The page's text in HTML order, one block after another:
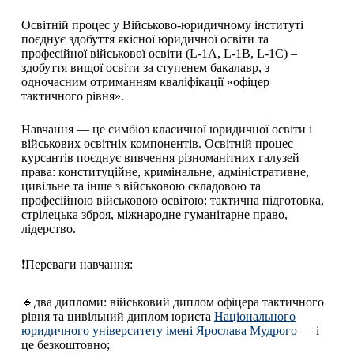
Освітній процес у Військово-юридичному інституті
поєднує здобуття якісної юридичної освіти та
професійної військової освіти (L-1A, L-1B, L-1С) –
здобуття вищої освіти за ступенем бакалавр, з
одночасним отриманням кваліфікації «офіцер
тактичного рівня».
Навчання — це симбіоз класичної юридичної освіти і
військових освітніх компонентів. Освітній процес
курсантів поєднує вивчення різноманітних галузей
права: конституційне, кримінальне, адміністративне,
цивільне та інше з військовою складовою та
професійною військовою освітою: тактична підготовка,
стрілецька зброя, міжнародне гуманітарне право,
лідерство.
❗Переваги навчання:
🔹два дипломи: військовий диплом офіцера тактичного
рівня та цивільний диплом юриста Національного
юридичного університету імені Ярослава Мудрого— і
це безкоштовно;